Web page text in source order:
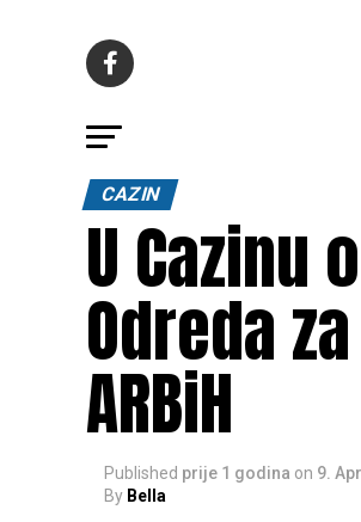
CAZIN
U
Odreda
ARBiH
Published prije 1 godina on 9.
By Bella